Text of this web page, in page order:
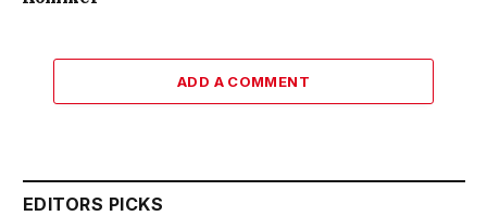
ADD A COMMENT
EDITORS PICKS